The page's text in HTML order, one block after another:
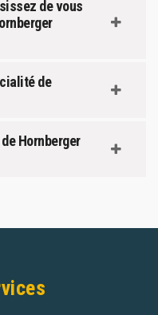
de vous
de
Hornberger